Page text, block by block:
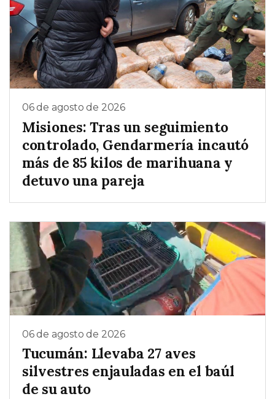
06 de agosto de 2026
Misiones: Tras un seguimiento
controlado, Gendarmería incautó
más de 85 kilos de marihuana y
detuvo una pareja
06 de agosto de 2026
Tucumán: Llevaba 27 aves
silvestres enjauladas en el baúl
de su auto